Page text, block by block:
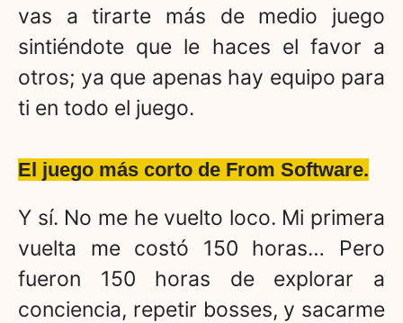
vas a tirarte más de medio juego
sintiéndote que le haces el favor a
otros; ya que apenas hay equipo para
ti en todo el juego.
El juego más corto de From Software.
Y sí. No me he vuelto loco. Mi primera
vuelta me costó 150 horas… Pero
fueron 150 horas de explorar a
conciencia, repetir bosses, y sacarme